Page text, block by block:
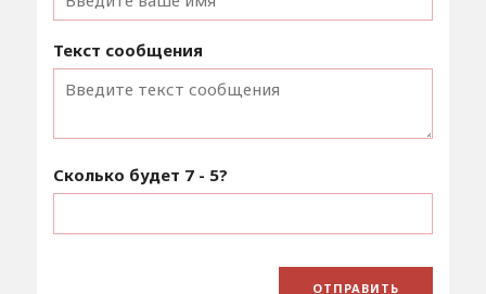
Текст сообщения
Сколько будет 7 - 5?